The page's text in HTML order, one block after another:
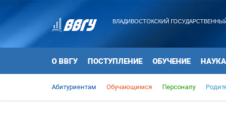
ВЛАДИВОСТОКСКИЙ
О ВВГУ ПОСТУПЛЕНИЕ ОБУЧЕНИЕ
Абитуриентам Обучающимся Персоналу